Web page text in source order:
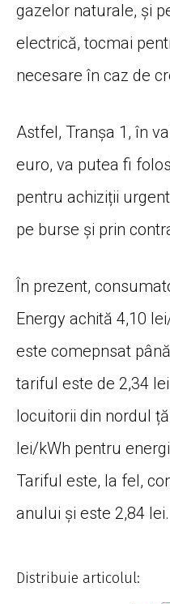
gazelor naturale, și
electrică, tocmai
necesare în caz de
Astfel, Tranșa 1, în
euro, va putea fi
pentru achiziții
pe burse și prin
În prezent,
Energy achită 4,10
este comepnsat
tariful este de 2,34
locuitorii din nordul
lei/kWh pentru
Tariful este, la fel,
anului și este 2,84 lei.
Distribuie articolul: